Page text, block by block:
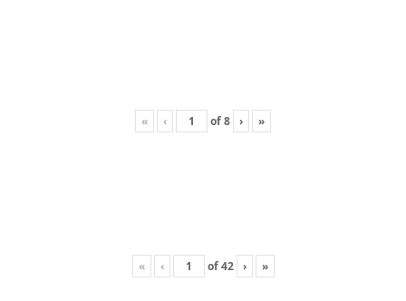
« ‹ of8 › »
« ‹ of42 › »